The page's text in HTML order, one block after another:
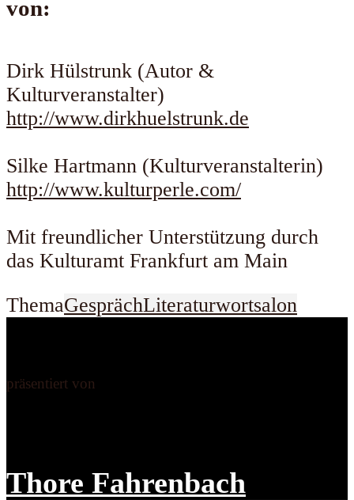
von:
Dirk Hülstrunk (Autor &
Kulturveranstalter)
http://www.dirkhuelstrunk.de
Silke Hartmann (Kulturveranstalterin)
http://www.kulturperle.com/
Mit freundlicher Unterstützung durch
das Kulturamt Frankfurt am Main
ThemaGesprächLiteraturwortsalon
präsentiert von
Thore Fahrenbach